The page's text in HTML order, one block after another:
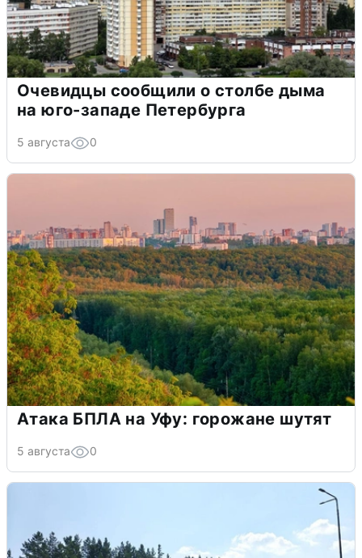
Очевидцы сообщили о столбе дыма
на юго-западе Петербурга
5 августа 0
Атака БПЛА на Уфу: горожане шутят
5 августа 0